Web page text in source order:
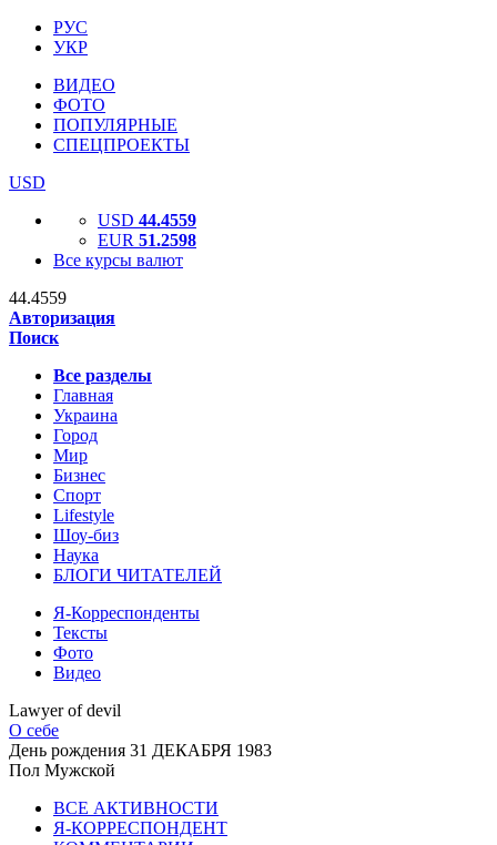
РУС
УКР
ВИДЕО
ФОТО
ПОПУЛЯРНЫЕ
СПЕЦПРОЕКТЫ
USD
USD 44.4559
EUR 51.2598
Все курсы валют
44.4559
Авторизация
Поиск
Все разделы
Главная
Украина
Город
Мир
Бизнес
Спорт
Lifestyle
Шоу-биз
Наука
БЛОГИ ЧИТАТЕЛЕЙ
Я-Корреспонденты
Тексты
Фото
Видео
Lawyer of devil
О себе
День рождения 31 ДЕКАБРЯ 1983
Пол Мужской
ВСЕ АКТИВНОСТИ
Я-КОРРЕСПОНДЕНТ